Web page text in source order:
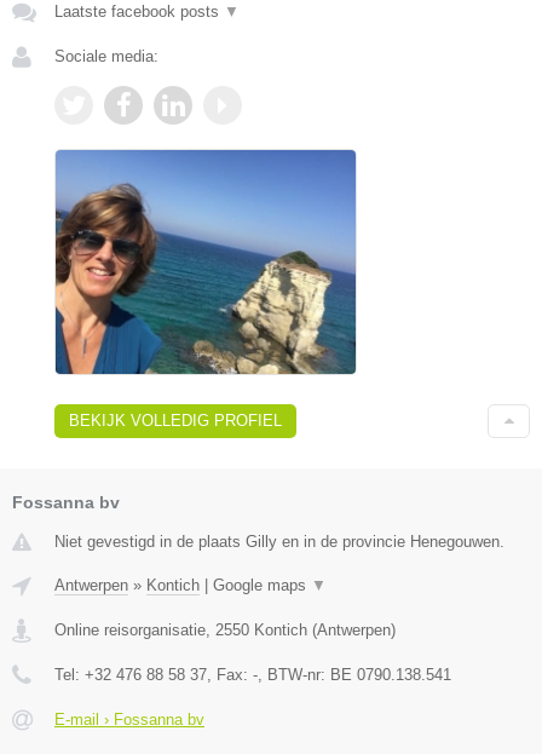
Laatste facebook posts ▼
Sociale media:
BEKIJK VOLLEDIG PROFIEL
Fossanna bv
Niet gevestigd in de plaats Gilly en in de provincie Henegouwen.
Antwerpen » Kontich Google maps ▼
Online reisorganisatie, 2550 Kontich (Antwerpen)
Tel: +32 476 88 58 37, Fax: -, BTW-nr: BE 0790.138.541
E-mail › Fossanna bv